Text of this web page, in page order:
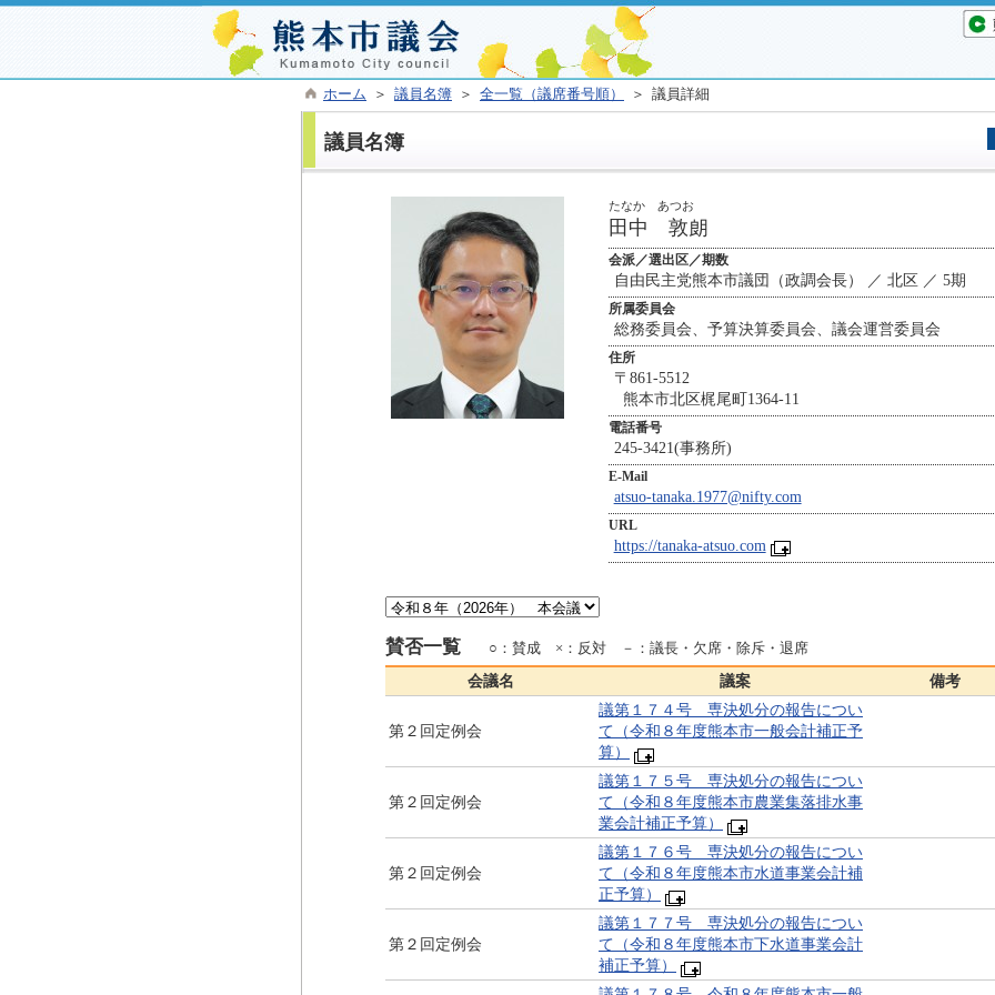
ホーム ＞ 議員名簿 ＞ 全一覧（議席番号順） ＞ 議員詳細
議員名簿
たなか あつお
田中 敦朗
会派／選出区／期数
自由民主党熊本市議団（政調会長） ／ 北区 ／ 5期
所属委員会
総務委員会、予算決算委員会、議会運営委員会
住所
〒861-5512
熊本市北区梶尾町1364-11
電話番号
245-3421(事務所)
E-Mail
atsuo-tanaka.1977@nifty.com
URL
https://tanaka-atsuo.com
賛否一覧 ○：賛成 ×：反対 －：議長・欠席・除斥・退席
会議名 議案 備考
第２回定例会
議第１７４号 専決処分の報告につい
て（令和８年度熊本市一般会計補正予
算）
第２回定例会
議第１７５号 専決処分の報告につい
て（令和８年度熊本市農業集落排水事
業会計補正予算）
第２回定例会
議第１７６号 専決処分の報告につい
て（令和８年度熊本市水道事業会計補
正予算）
第２回定例会
議第１７７号 専決処分の報告につい
て（令和８年度熊本市下水道事業会計
補正予算）